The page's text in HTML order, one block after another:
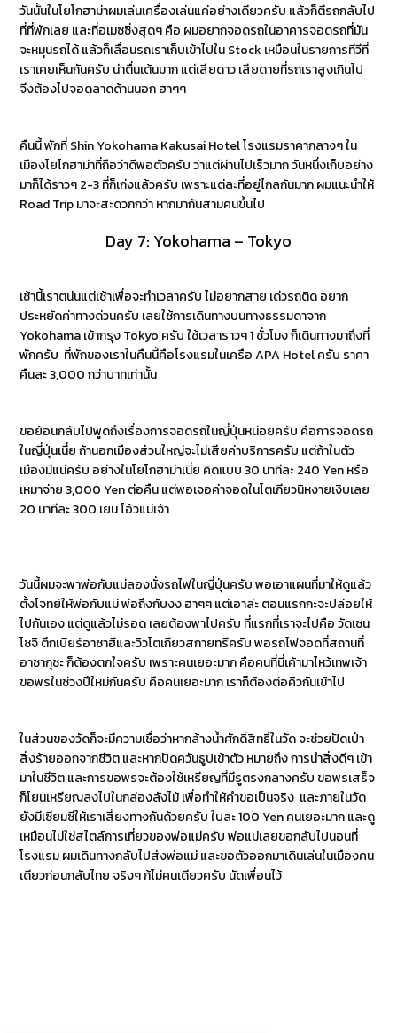
วันนั้นในโยโกฮาม่าผมเล่นเครื่องเล่นแค่อย่างเดียวครับ แล้วก็ตีรถกลับไป
ที่ที่พักเลย และที่อเมซซิ่งสุดๆ คือ ผมอยากจอดรถในอาคารจอดรถที่มัน
จะหมุนรถได้ แล้วก็เลื่อนรถเราเก็บเข้าไปใน Stock เหมือนในรายการทีวีที่
เราเคยเห็นกันครับ น่าตื่นเต้นมาก แต่เสียดาว เสียดายที่รถเราสูงเกินไป
จีงต้องไปจอดลาดด้านนอก ฮาๆๆ
คืนนี้ พักที่ Shin Yokohama Kakusai Hotel โรงแรมราคากลางๆ ใน
เมืองโยโกฮาม่าที่ถือว่าดีพอตัวครับ ว่าแต่ผ่านไปเร็วมาก วันหนึ่งเก็บอย่าง
มาก็ได้ราวๆ 2-3 ที่ก็เก่งแล้วครับ เพราะแต่ละที่อยู่ไกลกันมาก ผมแนะนำให้
Road Trip มาจะสะดวกกว่า หากมากันสามคนขึ้นไป
Day 7: Yokohama – Tokyo
เช้านี้เราตน่นแต่เช้าเพื่อจะทำเวลาครับ ไม่อยากสาย เด่วรถติด อยาก
ประหยัดค่าทางด่วนครับ เลยใช้การเดินทางบนทางธรรมดาจาก
Yokohama เข้ากรุง Tokyo ครับ ใช้เวลาราวๆ 1 ชั่วโมง ก็เดินทางมาถึงที่
พักครับ ที่พักของเราในคืนนี้คือโรงแรมในเครือ APA Hotel ครับ ราคา
คืนละ 3,000 กว่าบาทเท่านั้น
ขอย้อนกลับไปพูดถึงเรื่องการจอดรถในญี่ปุ่นหน่อยครับ คือการจอดรถ
ในญี่ปุ่นเนี่ย ถ้านอกเมืองส่วนใหญ่จะไม่เสียค่าบริการครับ แต่ถ้าในตัว
เมืองมีแน่ครับ อย่างในโยโกฮาม่าเนี่ย คิดแบบ 30 นาทีละ 240 Yen หรือ
เหมาจ่าย 3,000 Yen ต่อคืน แต่พอเจอค่าจอดในโตเกียวนิหงายเงิบเลย
20 นาทีละ 300 เยน โอ้วแม่เจ้า
วันนี้ผมจะพาพ่อกับแม่ลองนั่งรถไฟในญี่ปุ่นครับ พอเอาแผนที่มาให้ดูแล้ว
ตั้งโจทย์ให้พ่อกับแม่ พ่อถึงกับงง ฮาๆๆ แต่เอาล่ะ ตอนแรกกะจะปล่อยให้
ไปกันเอง แต่ดูแล้วไม่รอด เลยต้องพาไปครับ ที่แรกที่เราจะไปคือ วัดเซน
โซจิ ตึกเบียร์อาซาฮีและวิวโตเกียวสกายทรีครับ พอรถไฟจอดที่สถานที่
อาซากุซะ ก็ต้องตกใจครับ เพราะคนเยอะมาก คือคนที่นี่เค้ามาไหว้เทพเจ้า
ขอพรในช่วงปีใหม่กันครับ คือคนเยอะมาก เราก็ต้องต่อคิวกันเข้าไป
ในส่วนของวัดก็จะมีความเชื่อว่าหากล้างน้ำศักดิ์สิทธิ์ในวัด จะช่วยปัดเป่า
สิ่งร้ายออกจากชีวิต และหากปัดควันธูปเข้าตัว หมายถึง การนำสิ่งดีๆ เข้า
มาในชีวิต และการขอพรจะต้องใช้เหรียญที่มีรูตรงกลางครับ ขอพรเสร็จ
ก็โยนเหรียญลงไปในกล่องลังไม้ เพื่อทำให้คำขอเป็นจริง และภายในวัด
ยังมีเซียมซีให้เราเสี่ยงทางกันด้วยครับ ใบละ 100 Yen คนเยอะมาก และดู
เหมือนไม่ใช่สไตล์การเที่ยวของพ่อแม่ครับ พ่อแม่เลยขอกลับไปนอนที่
โรงแรม ผมเดินทางกลับไปส่งพ่อแม่ และขอตัวออกมาเดินเล่นในเมืองคน
เดียวก่อนกลับไทย จริงๆ ก้ไม่คนเดียวครับ นัดเพื่อนไว้